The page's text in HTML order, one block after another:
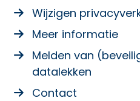
Wijzigen
Meer informatie
Melden van
datalekken
Contact